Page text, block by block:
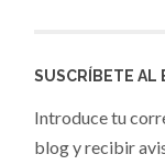
SUSCRÍBETE AL
Introduce tu
blog y recibir